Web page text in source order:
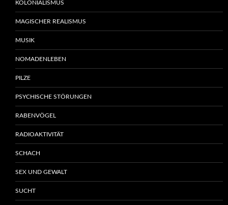
KOLONIALISMUS
MAGISCHER REALISMUS
MUSIK
NOMADENLEBEN
PILZE
PSYCHISCHE STÖRUNGEN
RABENVÖGEL
RADIOAKTIVITÄT
SCHACH
SEX UND GEWALT
SUCHT